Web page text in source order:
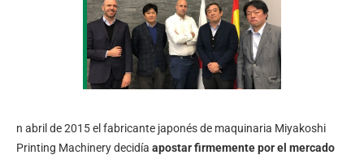
n abril de 2015 el fabricante japonés de maquinaria Miyakoshi
Printing Machinery decidía apostar firmemente por el mercado